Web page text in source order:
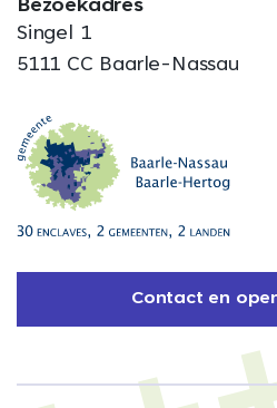
Bezoekadres
Singel 1
5111 CC Baarle-Nassau
Contact en